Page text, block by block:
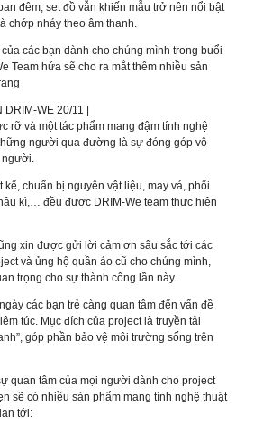
đêm, set đồ vẫn khiến mẫu trở nên nổi bật
chớp nháy theo âm thanh.
các bạn dành cho chúng mình trong buổi
Team hứa sẽ cho ra mắt thêm nhiều sản
DRIM-WE 20/11 |
rỡ và một tác phẩm mang đậm tính nghệ
người qua đường là sự đóng góp vô
người.
chuẩn bị nguyên vật liệu, may vá, phối
kì,… đều được DRIM-We team thực hiện
xin được gửi lời cảm ơn sâu sắc tới các
và ủng hộ quần áo cũ cho chúng mình,
trọng cho sự thành công lần này.
các bạn trẻ càng quan tâm đến vấn đề
túc. Mục đích của project là truyền tải
góp phần bảo vệ môi trường sống trên
quan tâm của mọi người dành cho project
sẽ có nhiều sản phẩm mang tính nghệ thuật
tới: